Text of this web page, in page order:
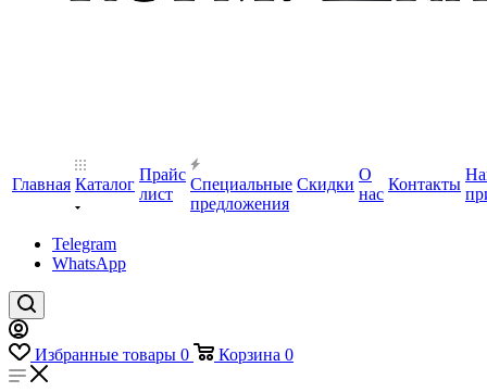
Главная Каталог
Прайс
лист
Специальные
предложения
Скидки
О
нас
Контакты
Telegram
WhatsApp
Избранные товары 0 Корзина 0